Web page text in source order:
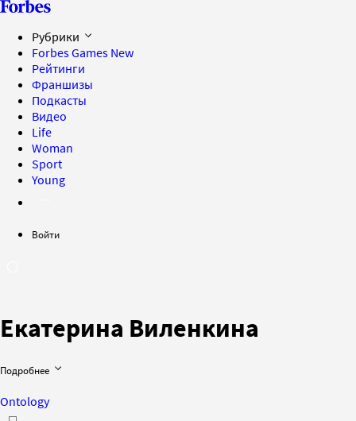
Рубрики
Forbes Games New
Рейтинги
Франшизы
Подкасты
Видео
Life
Woman
Sport
Young
Войти
Екатерина Виленкина
Подробнее
Ontology